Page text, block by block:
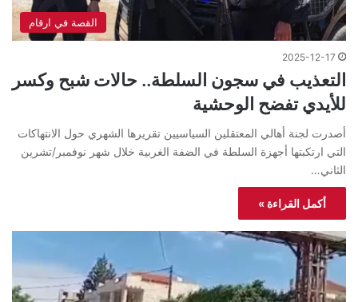
القصة في ارقام
2025-12-17
التعذيب في سجون السلطة.. حالات شبح وكسر
للأيدي تفضح الوحشية
أصدرت لجنة أهالي المعتقلين السياسيين تقريرها الشهري حول الانتهاكات
التي ارتكبتها أجهزة السلطة في الضفة الغربية خلال شهر نوفمبر/تشرين
الثاني…
أكمل القراءة »